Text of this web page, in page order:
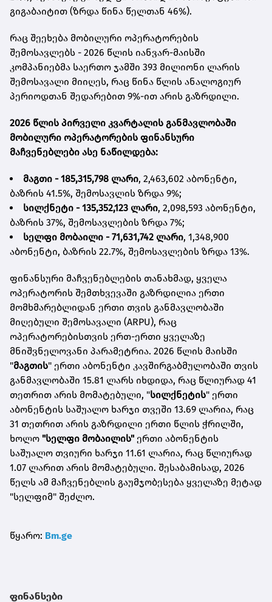
გიგაბაიტით (ზრდა წინა წელთან 46%).
რაც შეეხება მობილური ოპერატორების
შემოსავლებს - 2026 წლის იანვარ-მაისში
კომპანიებმა საერთო ჯამში 393 მილიონი ლარის
შემოსავალი მიიღეს, რაც წინა წლის ანალოგიურ
პერიოდთან შედარებით 9%-ით არის გაზრდილი.
2026 წლის პირველი კვარტალის განმავლობაში
მობილური ოპერატორების ფინანსური
მაჩვენებლები ასე ნაწილდება:
მაგთი - 185,315,798 ლარი, 2,463,602 აბონენტი,
ბაზრის 41.5%, შემოსავლის ზრდა 9%;
სილქნეტი - 135,352,123 ლარი, 2,098,593 აბონენტი,
ბაზრის 37%, შემოსავლების ზრდა 7%;
სელფი მობაილი - 71,631,742 ლარი, 1,348,900
აბონენტი, ბაზრის 22.7%, შემოსავლების ზრდა 13%.
ფინანსური მაჩვენებლების თანახმად, ყველა
ოპერატორის შემთხვევაში გაზრდილია ერთი
მომხმარებლიდან ერთი თვის განმავლობაში
მიღებული შემოსავალი (ARPU), რაც
ოპერატორებისთვის ერთ-ერთი ყველაზე
მნიშვნელოვანი პარამეტრია. 2026 წლის მაისში
"მაგთის" ერთი აბონენტი კავშირგაბმულობაში თვის
განმავლობაში 15.81 ლარს იხდიდა, რაც წლიურად 41
თეთრით არის მომატებული, "სილქნეტის" ერთი
აბონენტის საშუალო ხარჯი თვეში 13.69 ლარია, რაც
31 თეთრით არის გაზრდილი ერთი წლის ჭრილში,
ხოლო "სელფი მობაილის" ერთი აბონენტის
საშუალო თვიური ხარჯი 11.61 ლარია, რაც წლიურად
1.07 ლარით არის მომატებული. შესაბამისად, 2026
წელს ამ მაჩვენებლის გაუმჯობესება ყველაზე მეტად
"სელფიმ" შეძლო.
წყარო: Bm.ge
ფინანსები